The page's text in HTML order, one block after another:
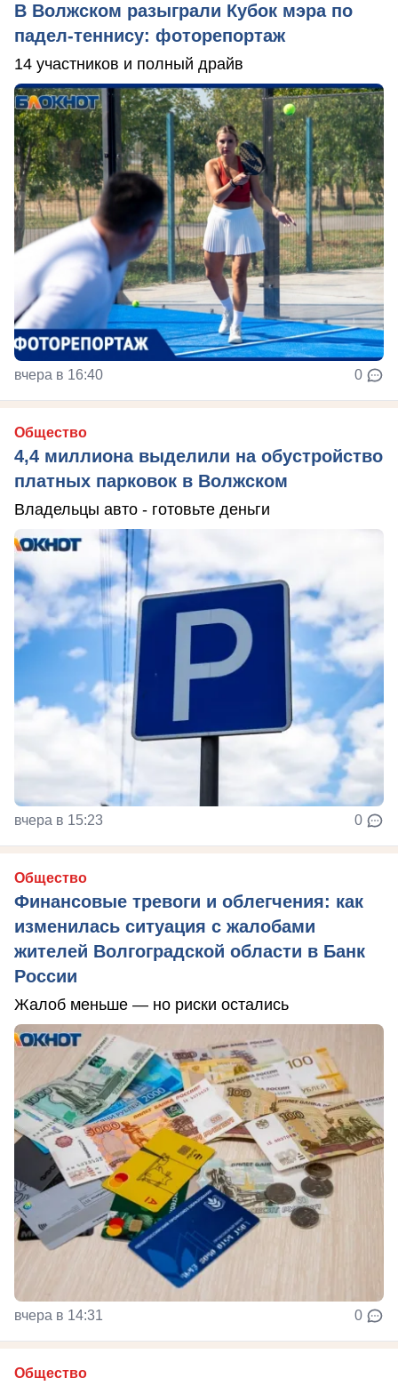
В Волжском разыграли Кубок мэра по
падел-теннису: фоторепортаж
14 участников и полный драйв
вчера в 16:40 0
Общество
4,4 миллиона выделили на обустройство
платных парковок в Волжском
Владельцы авто - готовьте деньги
вчера в 15:23 0
Общество
Финансовые тревоги и облегчения: как
изменилась ситуация с жалобами
жителей Волгоградской области в Банк
России
Жалоб меньше — но риски остались
вчера в 14:31 0
Общество